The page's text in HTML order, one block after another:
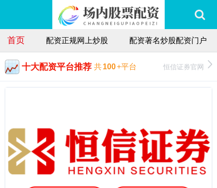
首页 配资正规网上炒股 配资著名炒股配资门户
十大配资平台推荐 共100+平台 恒信证券官网